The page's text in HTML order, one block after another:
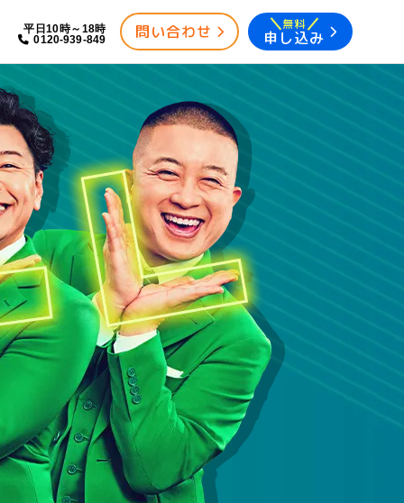
平日10時～18時
0120-939-849 問い合わせ 無料
申し込み